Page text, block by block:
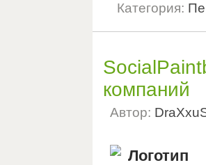
Категория:
компаний
Автор: